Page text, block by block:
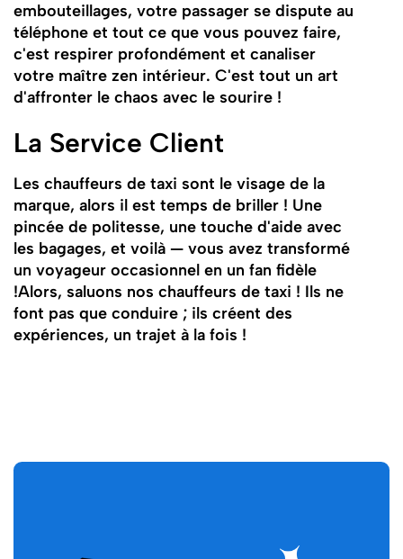
embouteillages, votre passager se dispute au
téléphone et tout ce que vous pouvez faire,
c'est respirer profondément et canaliser
votre maître zen intérieur. C'est tout un art
d'affronter le chaos avec le sourire !
La Service Client
Les chauffeurs de taxi sont le visage de la
marque, alors il est temps de briller ! Une
pincée de politesse, une touche d'aide avec
les bagages, et voilà — vous avez transformé
un voyageur occasionnel en un fan fidèle
!Alors, saluons nos chauffeurs de taxi ! Ils ne
font pas que conduire ; ils créent des
expériences, un trajet à la fois !